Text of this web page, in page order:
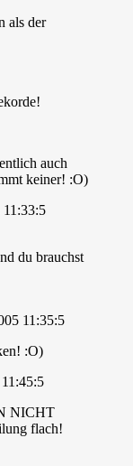
als der
auch
keiner! :O)
du brauchst
11:35:5
:O)
NICHT
flach!